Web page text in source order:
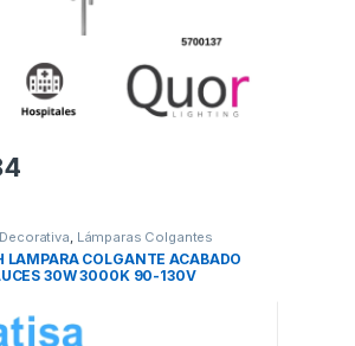
, Lámparas Colgantes
LAMPARA COLGANTE ACABADO
30W 3000K 90-130V